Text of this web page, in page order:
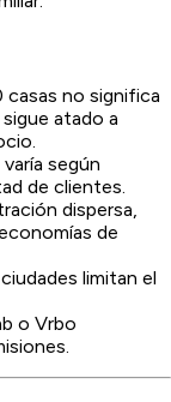
casas no significa
atado a
según
de clientes.
dispersa,
de
limitan el
o Vrbo